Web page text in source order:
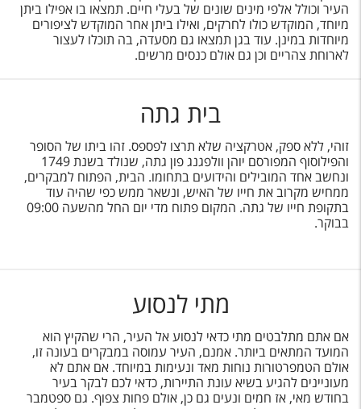
העיר וכולל אלפי מינים שונים של בעלי חיים. תמצאו בו אפילו ביתן
מיוחד, המוקדש כולו לחרקים, ואילו ביתן אחר המוקדש לציפורים
מיוחדות במינן. עוד בגן תמצאו גם מסעדה, בה תוכלו לעצור
לארוחת צהריים וכן גם אולם כנסים מרשים.
בית גתה
זוהי, ללא ספק, אטרקציה שלא תרצו לפספס. זהו ביתו של הסופר
והפילוסוף המפורסם יוהן וולפגנג פון גתה, שנולד בשנת 1749
ונחשב אחד המובילים והידועים בתחומו. הבית, הפתוח למבקרים,
ממחיש מקרוב את חייו של האיש, ונשאר ממש כפי שהיה עוד
בתקופת חייו של גתה. המקום פתוח מדי יום החל מהשעה 09:00
בבוקר.
מתי לנסוע
אם אתם מתלבטים מתי כדאי לנסוע אל העיר, הרי שהקיץ הוא
המועד המתאים ביותר. אמנם, העיר עמוסה במבקרים בעונה זו,
אולם הטמפרטורות נוחות מאד ונעימות במיוחד. אם אתם לא
מעוניינים להגיע בשיא עונת התיירות, כדאי לכם לבקר בעיר
בחודש מאי, אז חמים ונעים גם כן, אולם פחות צפוף. גם ספטמבר